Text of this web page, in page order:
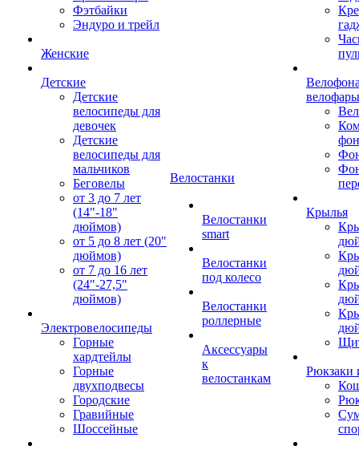
Фэтбайки
Эндуро и трейл
Женские
Детские
Детские
велосипеды для
девочек
Детские
велосипеды для
мальчиков
Беговелы
от 3 до 7 лет
(14"-18"
дюймов)
от 5 до 8 лет (20"
дюймов)
от 7 до 16 лет
(24"-27,5"
дюймов)
Электровелосипеды
Горные
хардтейлы
Горные
двухподвесы
Городские
Гравийные
Шоссейные
Велостанки
Велостанки
smart
Велостанки
под колесо
Велостанки
роллерные
Аксессуары
к
велостанкам
велофары
Крылья
Рюкзаки